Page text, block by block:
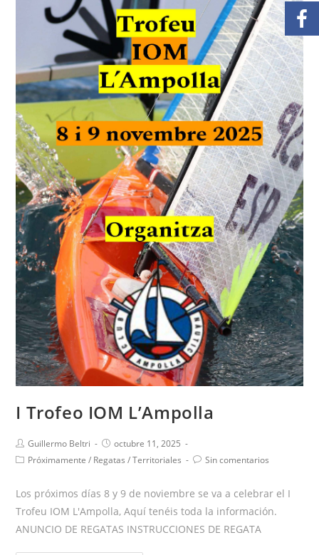
I Trofeo IOM L’Ampolla
Guillermo Beltri
octubre 11, 2025
Próximamente / Regatas / Territoriales Sin comentarios
Los próximos días 8 y 9 de noviembre se va a celebrar el I
Trofeu IOM L'Ampolla, Aquí tenéis toda la información.
ANUNCIO DE REGATAS INSTRUCCIONES DE REGATA